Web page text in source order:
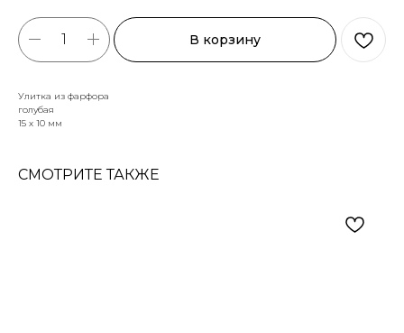
В корзину
Улитка из фарфора
голубая
15 х 10 мм
СМОТРИТЕ ТАКЖЕ